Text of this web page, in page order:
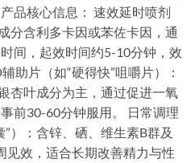
品核心信息： 速效延时喷剂
分含利多卡因或苯佐卡因，通
间，起效时间约5-10分钟，效
助片（如“硬得快”咀嚼片）：
杏叶成分为主，通过促进一氧
前30-60分钟服用。 日常调理
）：含锌、硒、维生素B群及
见效，适合长期改善精力与性